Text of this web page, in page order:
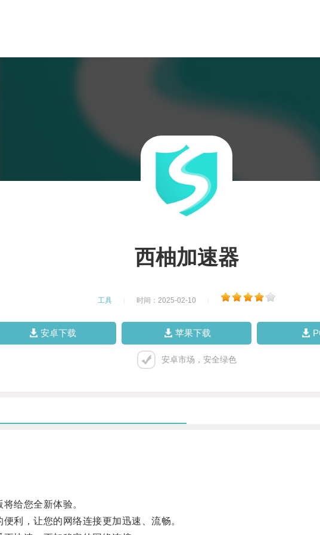
西柚加速器
工具 时间：2025-02-10
安卓下载 苹果下载
安卓市场，安全绿色
给您全新体验。
，让您的网络连接更加迅速、流畅。